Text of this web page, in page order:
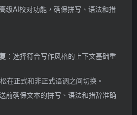
级AI校对功能，确保拼写、语法和措
：选择符合写作风格的上下文基础重
松在正式和非正式语调之间切换。
前确保文本的拼写、语法和措辞准确